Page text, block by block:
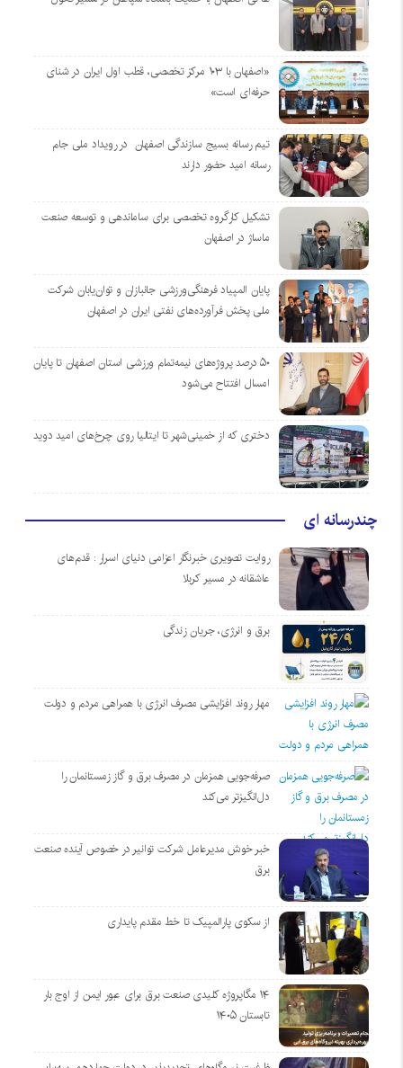
«اصفهان با ۱۰۳ مرکز تخصصی، قطب اول ایران در شنای
حرفه‌ای است»
تیم رسانه بسیج سازندگی اصفهان در رویداد ملی جام
رسانه امید حضور دارند
تشکیل کارگروه تخصصی برای ساماندهی و توسعه صنعت
ماساژ در اصفهان
پایان المپیاد فرهنگی‌ورزشی جانبازان و توان‌یابان شرکت
ملی پخش فرآورده‌های نفتی ایران در اصفهان
۵۰ درصد پروژه‌های نیمه‌تمام ورزشی استان اصفهان تا پایان
امسال افتتاح می‌شود
دختری که از خمینی‌شهر تا ایتالیا روی چرخ‌های امید دوید
چندرسانه ای
روایت تصویری خبرنگار اعزامی دنیای اسرار : قدم‌های
عاشقانه در مسیر کربلا
برق و انرژی، جریان زندگی
مهار روند افزایشی مصرف انرژی با همراهی مردم و دولت
صرفه‌جویی همزمان در مصرف برق و گاز زمستانمان را
دل‌انگیزتر می‌کند
خبر خوش مدیرعامل شرکت توانیر در خصوص آینده صنعت
برق
از سکوی پارالمپیک تا خط مقدم پایداری
۱۴ مگاپروژه‌ کلیدی صنعت برق برای عبور ایمن از اوج بار
تابستان ۱۴۰۵